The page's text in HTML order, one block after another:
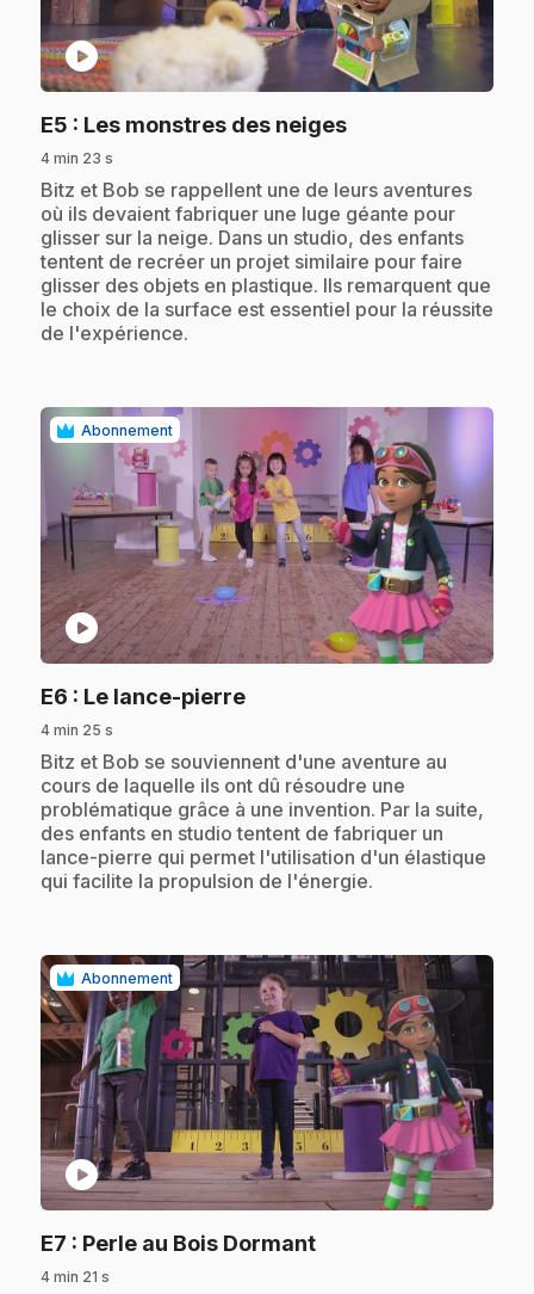
play_circle
E5 : Les monstres des neiges.
4 min 23 s
.Bitz et Bob se rappellent une de leurs aventures
où ils devaient fabriquer une luge géante pour
glisser sur la neige. Dans un studio, des enfants
tentent de recréer un projet similaire pour faire
glisser des objets en plastique. Ils remarquent que
le choix de la surface est essentiel pour la réussite
de l'expérience.
Abonnement
play_circle
E6 : Le lance-pierre.
4 min 25 s
.Bitz et Bob se souviennent d'une aventure au
cours de laquelle ils ont dû résoudre une
problématique grâce à une invention. Par la suite,
des enfants en studio tentent de fabriquer un
lance-pierre qui permet l'utilisation d'un élastique
qui facilite la propulsion de l'énergie.
Abonnement
play_circle
E7 : Perle au Bois Dormant.
4 min 21 s